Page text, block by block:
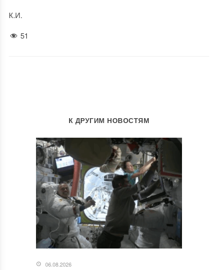
К.И.
51
К ДРУГИМ НОВОСТЯМ
06.08.2026